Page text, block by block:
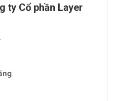
ty Cổ phần Layer